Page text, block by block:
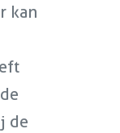
kan
de